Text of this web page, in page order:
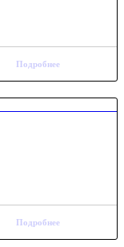
Подробнее
Подробнее